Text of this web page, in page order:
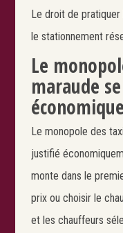
Le droit de pratiquer
le stationnement
Le
maraude
Le monopole des
justifié
monte dans le
prix ou choisir le
et les chauffeurs